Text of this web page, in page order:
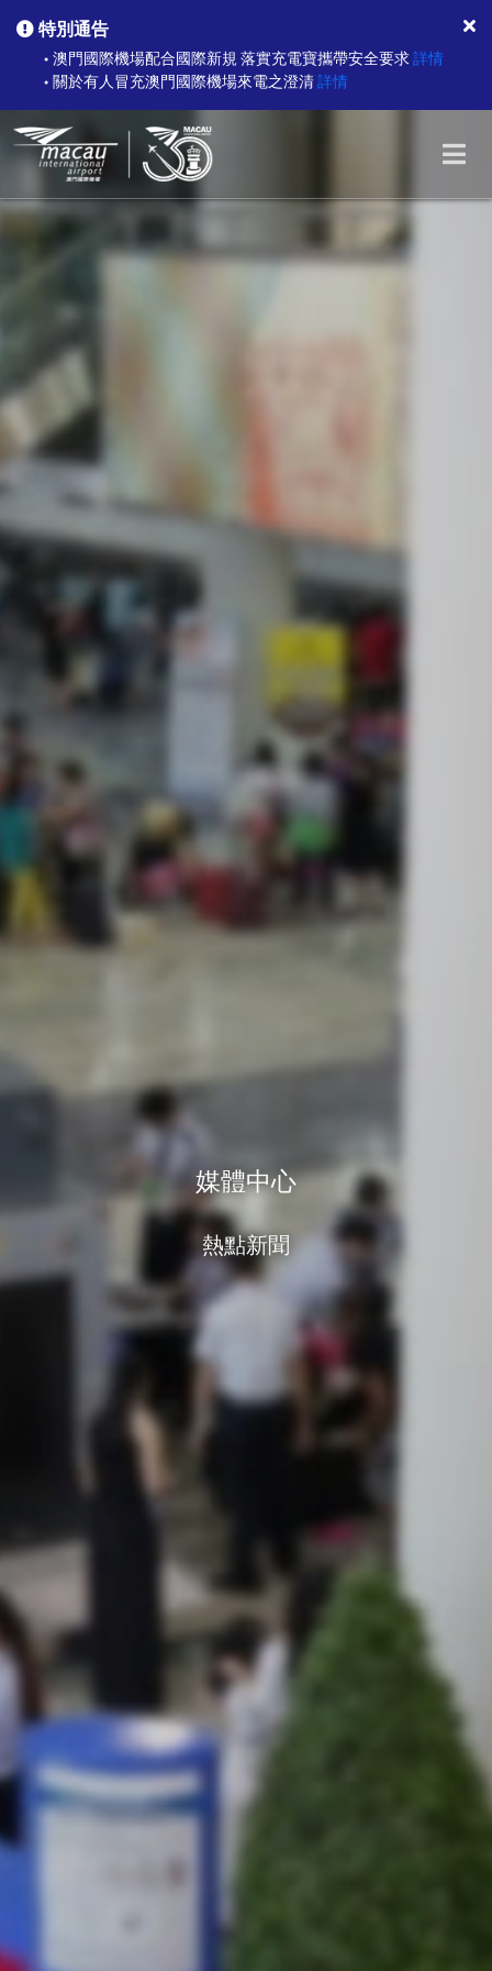
特別通告
● 澳門國際機場配合國際新規 落實充電寶攜帶安全要求詳情
● 關於有人冒充澳門國際機場來電之澄清詳情
媒體中心
熱點新聞